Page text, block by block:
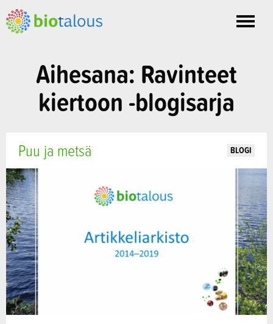
Toggle
Aihesana: Ravinteet
kiertoon -blogisarja
Puu ja metsä BLOGI